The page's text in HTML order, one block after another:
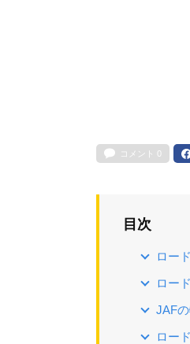
コメント 0
目次
ロー
ロー
JAF
ロー